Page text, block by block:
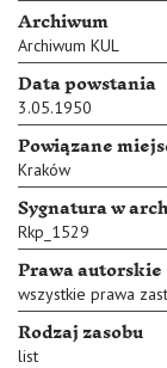
Archiwum
Archiwum KUL
Data powstania
3.05.1950
Powiązane
Kraków
Sygnatura w
Rkp_1529
Prawa autorskie
wszystkie prawa
Rodzaj zasobu
list